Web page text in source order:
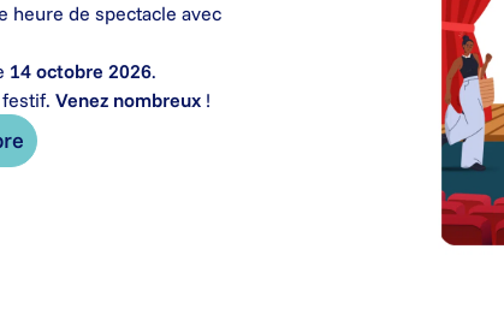
heure de spectacle avec
14 octobre 2026.
Venez nombreux!